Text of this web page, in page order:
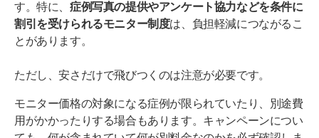
す。特に、 症例写真の提供やアンケート協力などを条件に
割引を受けられるモニター制度は、負担軽減につながるこ
とがあります。
ただし、安さだけで飛びつくのは注意が必要です。
モニター価格の対象になる症例が限られていたり、別途費
用がかかったりする場合もあります。キャンペーンについ